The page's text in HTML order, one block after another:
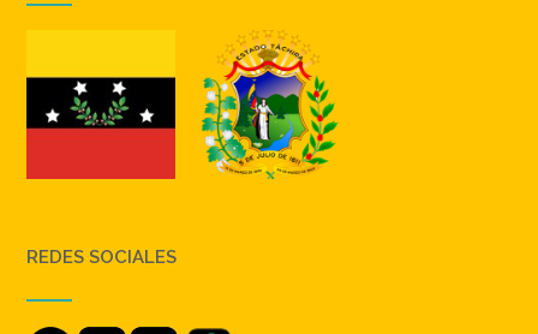
REDES SOCIALES